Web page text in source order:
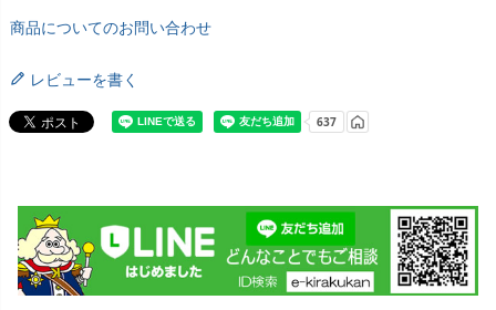
商品についてのお問い合わせ
レビューを書く